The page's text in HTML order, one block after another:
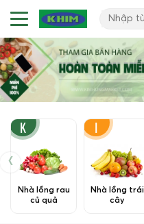
‹
K
Nhà lồng rau
củ quả
I
Nhà lồng trái
cây